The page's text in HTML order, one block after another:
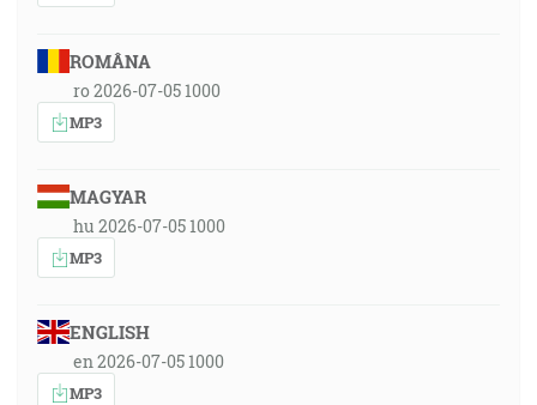
ROMÂNA
ro 2026-07-05 1000
MP3
MAGYAR
hu 2026-07-05 1000
MP3
ENGLISH
en 2026-07-05 1000
MP3